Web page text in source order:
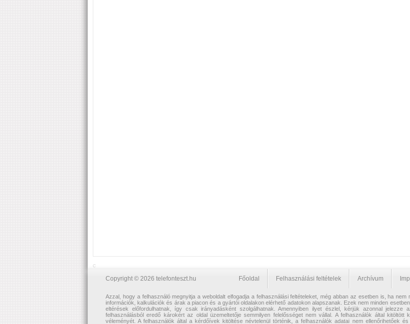
C
Copyright © 2026 telefonteszt.hu Főoldal Felhasználási feltételek Archívum
Azzal, hogy a felhasználó megnyitja a weboldalt elfogadja a felhasználási feltételeket, még abban az esetben is, ha nem
információk, kalkulációk és árak a piacon és a gyártói oldalakon elérhető adatokon alapszanak. Ezek nem minden
eltérések előfordulhatnak, így csak irányadásként szolgálhatnak. Amennyiben ilyet észlel, kérjük azonnal jelezze
felhasználásból eredő károkért az oldal üzemeltetője semmilyen felelősséget nem vállal. A felhasználók által
véleményét. A felhasználók által a kérdőívek kitöltése névtelenül történik, a felhasználók adatai nem ellenőrihetőek